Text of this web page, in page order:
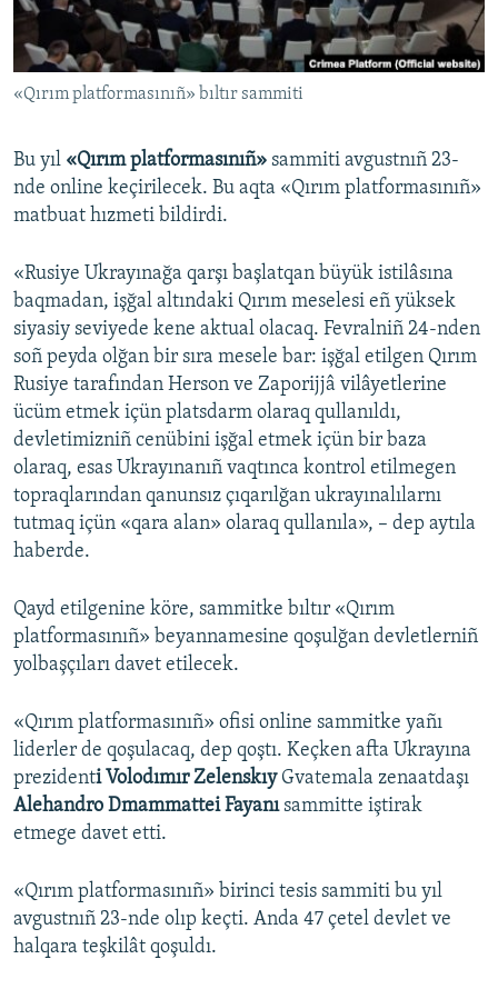
Русский
Українською
«Qırım platformasınıñ» bıltır sammiti
Bu yıl «Qırım platformasınıñ» sammiti avgustnıñ 23-
nde online keçirilecek. Bu aqta «Qırım platformasınıñ»
matbuat hızmeti bildirdi.
«Rusiye Ukrayınağa qarşı başlatqan büyük istilâsına
baqmadan, işğal altındaki Qırım meselesi eñ yüksek
siyasiy seviyede kene aktual olacaq. Fevralniñ 24-nden
soñ peyda olğan bir sıra mesele bar: işğal etilgen Qırım
Rusiye tarafından Herson ve Zaporijjâ vilâyetlerine
ücüm etmek içün platsdarm olaraq qullanıldı,
devletimizniñ cenübini işğal etmek içün bir baza
olaraq, esas Ukrayınanıñ vaqtınca kontrol etilmegen
topraqlarından qanunsız çıqarılğan ukrayınalılarnı
tutmaq içün «qara alan» olaraq qullanıla», – dep aytıla
haberde.
Qayd etilgenine köre, sammitke bıltır «Qırım
platformasınıñ» beyannamesine qoşulğan devletlerniñ
yolbaşçıları davet etilecek.
«Qırım platformasınıñ» ofisi online sammitke yañı
liderler de qoşulacaq, dep qoştı. Keçken afta Ukrayına
prezidenti Volodımır ZelenskıyGvatemala zenaatdaşı
Alehandro Dmammattei Fayanısammitte iştirak
etmege davet etti.
«Qırım platformasınıñ» birinci tesis sammiti bu yıl
avgustnıñ 23-nde olıp keçti. Anda 47 çetel devlet ve
halqara teşkilât qoşuldı.